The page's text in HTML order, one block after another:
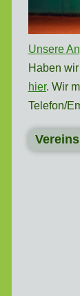
Unsere
Haben
hier. Wir
Telefon/